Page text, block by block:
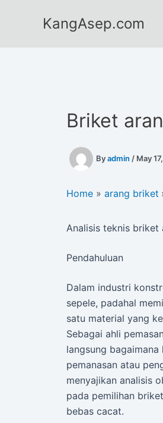
KangAsep.com
Briket
Byadmin / May
Home arang briket
Analisis teknis briket
Pendahuluan
Dalam industri
sepele, padahal
satu material yang
Sebagai ahli
langsung
pemanasan atau
menyajikan analisis
pada pemilihan
bebas cacat.